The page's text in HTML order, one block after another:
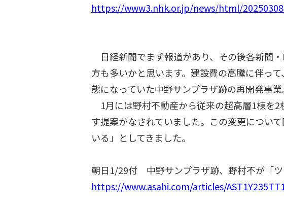
https://www3.nhk.or.jp/news/html/
日経新聞でまず報道があり、その後各新聞
方も多いかと思います。建設費の高騰に伴っ
態になっていた中野サンプラザ跡の再開発事業
1月には野村不動産から従来の超高層1棟を
す提案がなされていました。この変更につい
いる」としてきました。
朝日1/29付 中野サンプラザ跡、野村不が「
https://www.asahi.com/articles/